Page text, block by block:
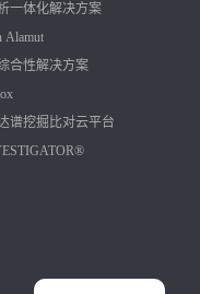
一体化解决方案
Alamut
合性解决方案
谱挖掘比对云平台